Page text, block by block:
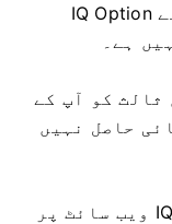
IQ Option کمپنی آپ کی اجازت کے بغیر آپ کے
ہے۔
ثالث کو آپ کے
حاصل نہیں
یہ بھی ممکن ہے کہ آپ کے IQ Option ویب سائٹ پر